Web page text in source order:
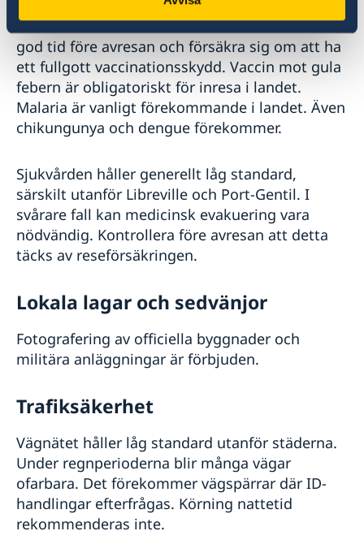
Resenärer till Gabon bör konsultera läkare i
god tid före avresan och försäkra sig om att ha
ett fullgott vaccinationsskydd. Vaccin mot gula
febern är obligatoriskt för inresa i landet.
Malaria är vanligt förekommande i landet. Även
chikungunya och dengue förekommer.
Sjukvården håller generellt låg standard,
särskilt utanför Libreville och Port-Gentil. I
svårare fall kan medicinsk evakuering vara
nödvändig. Kontrollera före avresan att detta
täcks av reseförsäkringen.
Lokala lagar och sedvänjor
Fotografering av officiella byggnader och
militära anläggningar är förbjuden.
Trafiksäkerhet
Vägnätet håller låg standard utanför städerna.
Under regnperioderna blir många vägar
ofarbara. Det förekommer vägspärrar där ID-
handlingar efterfrågas. Körning nattetid
rekommenderas inte.